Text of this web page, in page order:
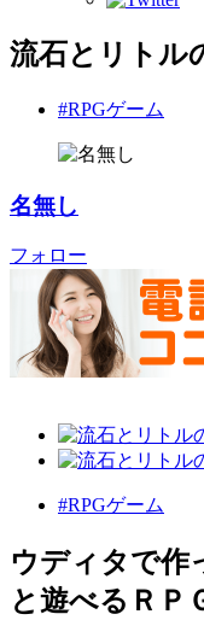
流石とリトル
#RPGゲーム
名無し
フォロー
#RPGゲーム
ウディタで作
と遊べるＲＰ